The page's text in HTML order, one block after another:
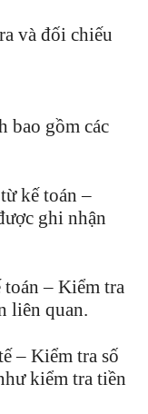
và đối chiếu
bao gồm các
kế toán –
ghi nhận
– Kiểm tra
liên quan.
– Kiểm tra số
kiểm tra tiền